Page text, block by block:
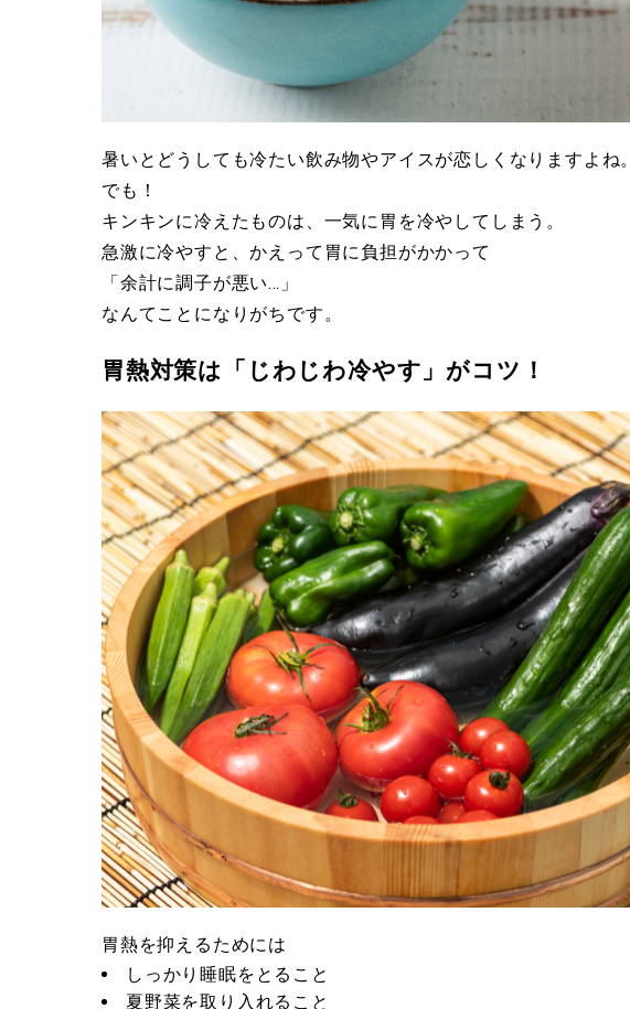
暑いとどうしても冷たい飲み物やアイスが恋しくなりますよね。
でも！
キンキンに冷えたものは、一気に胃を冷やしてしまう。
急激に冷やすと、かえって胃に負担がかかって
「余計に調子が悪い…」
なんてことになりがちです。
胃熱対策は「じわじわ冷やす」がコツ！
胃熱を抑えるためには
しっかり睡眠をとること
夏野菜を取り入れること